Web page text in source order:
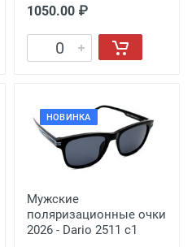
1050.00 ₽
НОВИНКА
Мужские
поляризационные очки
2026 - Dario 2511 с1